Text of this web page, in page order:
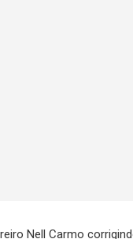
Nell Carmo